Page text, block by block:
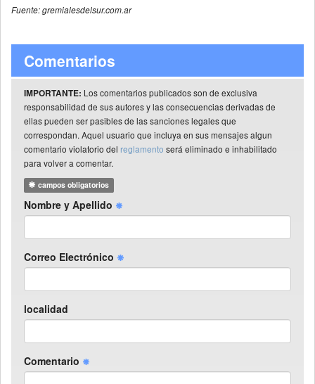
Fuente: gremialesdelsur.com.ar
Comentarios
IMPORTANTE: Los comentarios publicados son de exclusiva
responsabilidad de sus autores y las consecuencias derivadas de
ellas pueden ser pasibles de las sanciones legales que
correspondan. Aquel usuario que incluya en sus mensajes algun
comentario violatorio del reglamento será eliminado e inhabilitado
para volver a comentar.
campos obligatorios
Nombre y Apellido
Correo Electrónico
localidad
Comentario